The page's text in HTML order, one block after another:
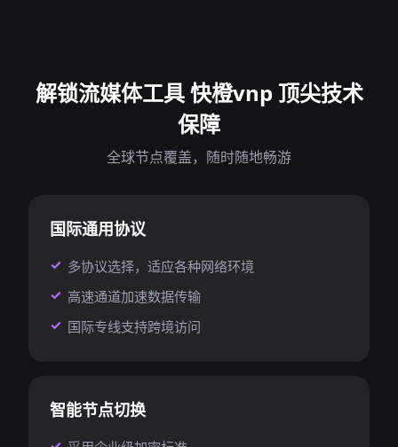
解锁流媒体工具 快橙vnp 顶尖技术
保障
全球节点覆盖，随时随地畅游
国际通用协议
多协议选择，适应各种网络环境
高速通道加速数据传输
国际专线支持跨境访问
智能节点切换